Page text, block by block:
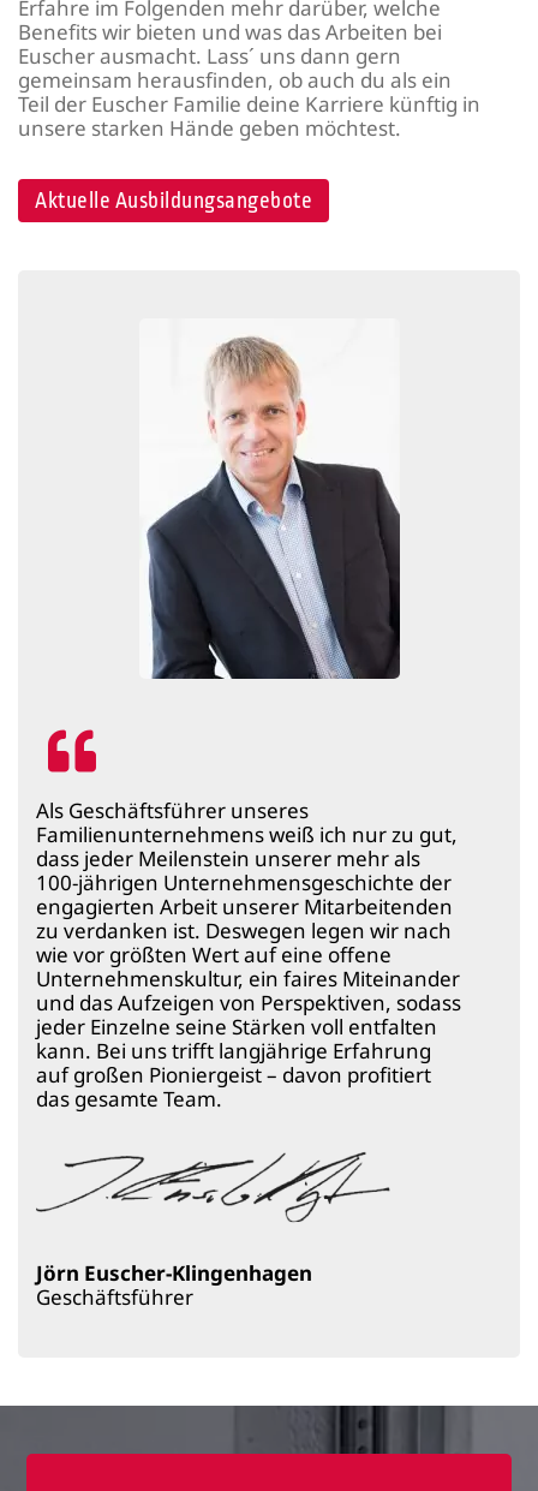
Erfahre im Folgenden mehr darüber, welche
Benefits wir bieten und was das Arbeiten bei
Euscher ausmacht. Lass´ uns dann gern
gemeinsam herausfinden, ob auch du als ein
Teil der Euscher Familie deine Karriere künftig in
unsere starken Hände geben möchtest.
Aktuelle Ausbildungsangebote
Als Geschäftsführer unseres
Familienunternehmens weiß ich nur zu gut,
dass jeder Meilenstein unserer mehr als
100-jährigen Unternehmensgeschichte der
engagierten Arbeit unserer Mitarbeitenden
zu verdanken ist. Deswegen legen wir nach
wie vor größten Wert auf eine offene
Unternehmenskultur, ein faires Miteinander
und das Aufzeigen von Perspektiven, sodass
jeder Einzelne seine Stärken voll entfalten
kann. Bei uns trifft langjährige Erfahrung
auf großen Pioniergeist – davon profitiert
das gesamte Team.
Jörn Euscher-Klingenhagen
Geschäftsführer